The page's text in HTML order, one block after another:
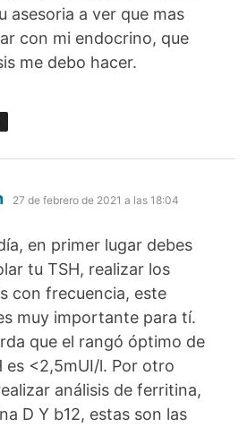
asesoria a ver que mas
con mi endocrino, que
me debo hacer.
dice:
27 de febrero de 2021 a las 18:04
en primer lugar debes
tu TSH, realizar los
con frecuencia, este
muy importante para tí.
que el rangó óptimo de
es <2,5mUI/l. Por otro
análisis de ferritina,
D Y b12, estas son las